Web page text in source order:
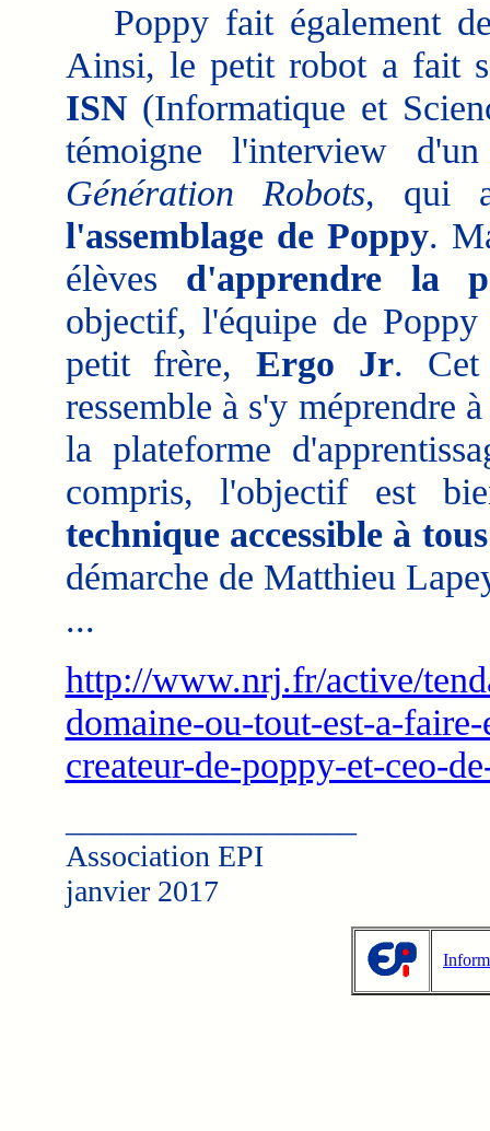
Poppy fait également
Ainsi, le petit robot a fait
ISN(Informatique et
témoigne l'interview
Génération Robots, qui a
l'assemblage de Poppy.
élèves d'apprendre la
objectif, l'équipe de
petit frère,Ergo Jr.
ressemble à s'y méprendre
la plateforme
compris, l'objectif est
technique accessible à tous
démarche de Matthieu
...
http://www.nrj.fr/active/
domaine-ou-tout-est-a-
createur-de-poppy-et-ceo-
Association EPI
janvier 2017